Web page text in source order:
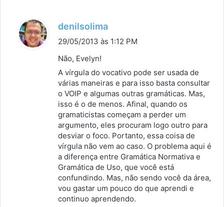
denilsolima
e
:
29/05/2013 às 1:12 PM
Não, Evelyn!
A vírgula do vocativo pode ser usada de
várias maneiras e para isso basta consultar
o VOIP e algumas outras gramáticas. Mas,
isso é o de menos. Afinal, quando os
gramaticistas começam a perder um
argumento, eles procuram logo outro para
desviar o foco. Portanto, essa coisa de
vírgula não vem ao caso. O problema aqui é
a diferença entre Gramática Normativa e
Gramática de Uso, que você está
confundindo. Mas, não sendo você da área,
vou gastar um pouco do que aprendi e
continuo aprendendo.